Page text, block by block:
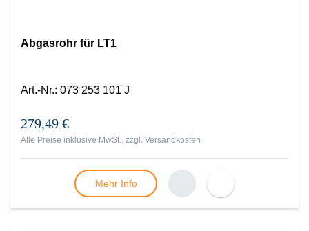
Abgasrohr für LT1
Art.-Nr.: 073 253 101 J
279,49 €
Alle Preise inklusive MwSt., zzgl. Versandkosten
Mehr Info